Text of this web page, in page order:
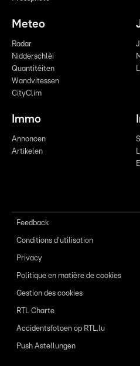
Meteo
Radar
Nidderschléi
Quantitéiten
Wandvitessen
CityClim
Immo
Annoncen
Artikelen
Feedback
Conditions d'utilisation
Privacy
Politique en matière de cookies
Gestion des cookies
RTL Charte
Accidentsfotoen op RTL.lu
Push Astellungen